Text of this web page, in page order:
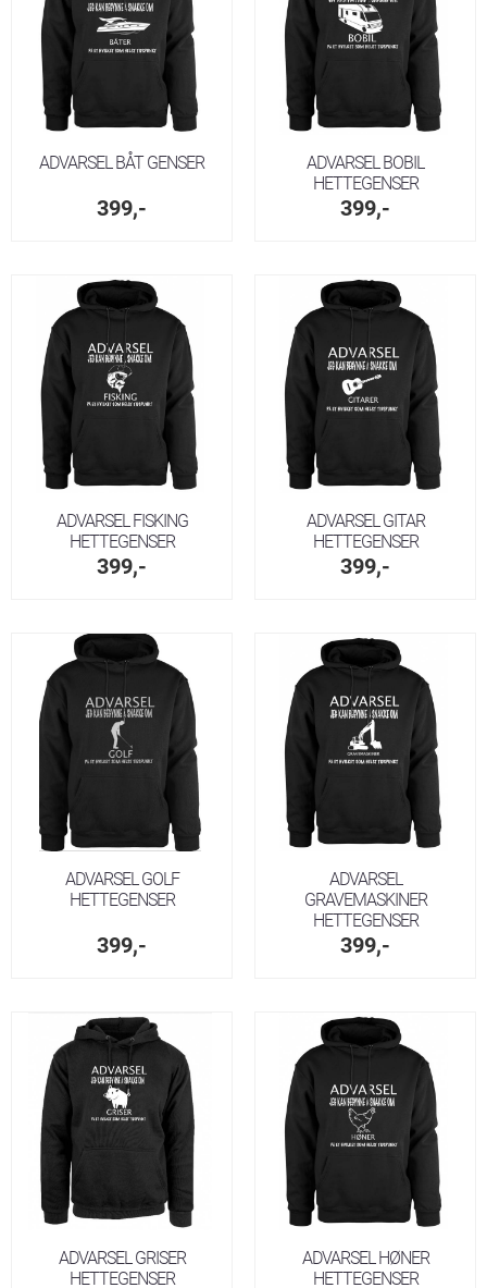
ADVARSEL BÅT GENSER
399,-
ADVARSEL BOBIL
HETTEGENSER
399,-
ADVARSEL FISKING
HETTEGENSER
399,-
ADVARSEL GITAR
HETTEGENSER
399,-
ADVARSEL GOLF
HETTEGENSER
399,-
ADVARSEL
GRAVEMASKINER
HETTEGENSER
399,-
ADVARSEL GRISER
HETTEGENSER
ADVARSEL HØNER
HETTEGENSER